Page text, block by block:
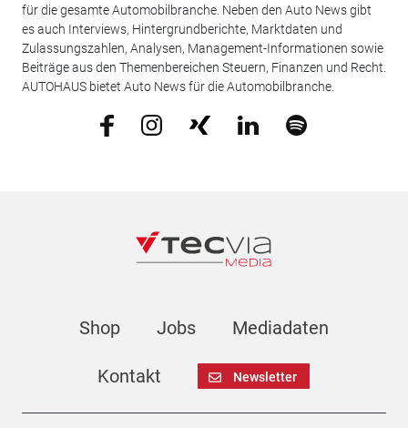
für die gesamte Automobilbranche. Neben den Auto News gibt
es auch Interviews, Hintergrundberichte, Marktdaten und
Zulassungszahlen, Analysen, Management-Informationen sowie
Beiträge aus den Themenbereichen Steuern, Finanzen und Recht.
AUTOHAUS bietet Auto News für die Automobilbranche.
Shop Jobs Mediadaten
Kontakt Newsletter